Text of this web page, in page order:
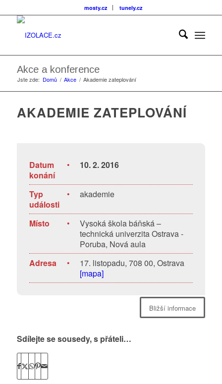
mosty.cz tunely.cz
Akce a konference
Jste zde: Domů / Akce / Akademie zateplování
AKADEMIE ZATEPLOVÁNÍ
Datum
konání
• 10. 2. 2016
Typ
události
• akademie
Místo •
Vysoká škola báňská –
technická univerzita Ostrava -
Poruba, Nová aula
Adresa
•
17. listopadu, 708 00, Ostrava
[mapa]
Bližší informace
Sdílejte se sousedy, s přáteli…